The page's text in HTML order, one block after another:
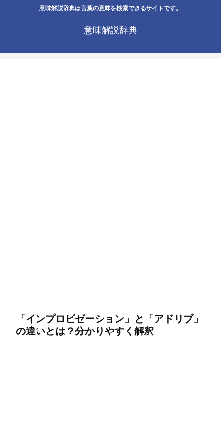
意味解説辞典は言葉の意味を検索できるサイトです。
意味解説辞典
「インプロビゼーション」と「アドリブ」
の違いとは？分かりやすく解釈